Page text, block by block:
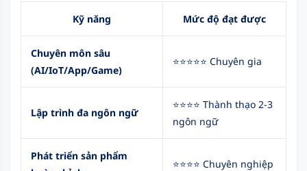
Kỹ năng Mức độ đạt được
Chuyên môn sâu
(AI/IoT/App/Game)
⭐⭐⭐⭐⭐ Chuyên gia
Lập trình đa ngôn ngữ
⭐⭐⭐⭐ Thành thạo 2-3
ngôn ngữ
Phát triển sản phẩm
⭐⭐⭐⭐ Chuyên nghiệp